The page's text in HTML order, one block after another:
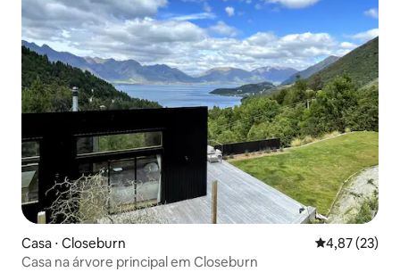
Casa ⋅ Closeburn 4,87 de uma
4,87 (23)
Casa na árvore principal em Closeburn